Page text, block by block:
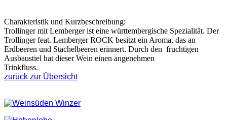
Charakteristik und Kurzbeschreibung:
Trollinger mit Lemberger ist eine württembergische Spezialität. Der
Trollinger feat. Lemberger ROCK besitzt ein Aroma, das an
Erdbeeren und Stachelbeeren erinnert. Durch den fruchtigen
Ausbaustiel hat dieser Wein einen angenehmen
Trinkfluss.
zurück zur Übersicht